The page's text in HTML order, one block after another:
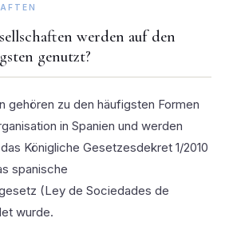
werden auf den
genutzt?
gehören zu den häufigsten Formen
in Spanien und werden
Königliche Gesetzesdekret 1/2010
spanische
(Ley de Sociedades de
wurde.